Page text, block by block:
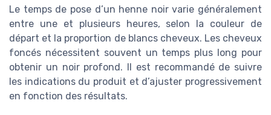
Le temps de pose d’un henne noir varie généralement
entre une et plusieurs heures, selon la couleur de
départ et la proportion de blancs cheveux. Les cheveux
foncés nécessitent souvent un temps plus long pour
obtenir un noir profond. Il est recommandé de suivre
les indications du produit et d’ajuster progressivement
en fonction des résultats.